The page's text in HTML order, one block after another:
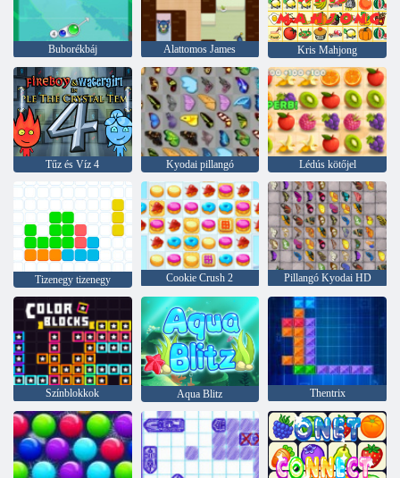
Buborékbáj Alattomos James Kris Mahjong
Tűz és Víz 4 Kyodai pillangó Lédús kötőjel
Tizenegy tizenegy Cookie Crush 2 Pillangó Kyodai HD
Színblokkok Aqua Blitz Thentrix